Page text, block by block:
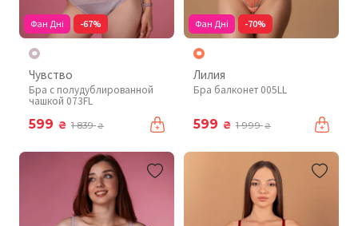
Фан Дні -67%
Чувство
Бра с полудублированной
чашкой 073FL
599 ₴ 1 839₴
Фан Дні -70%
Лилия
Бра балконет 005LL
599 ₴ 1 999₴